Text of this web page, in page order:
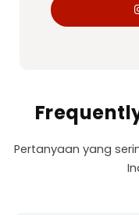
Pertanyaan yang